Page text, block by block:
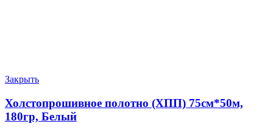
Закрыть
Холстопрошивное полотно (ХПП) 75см*50м,
180гр, Белый